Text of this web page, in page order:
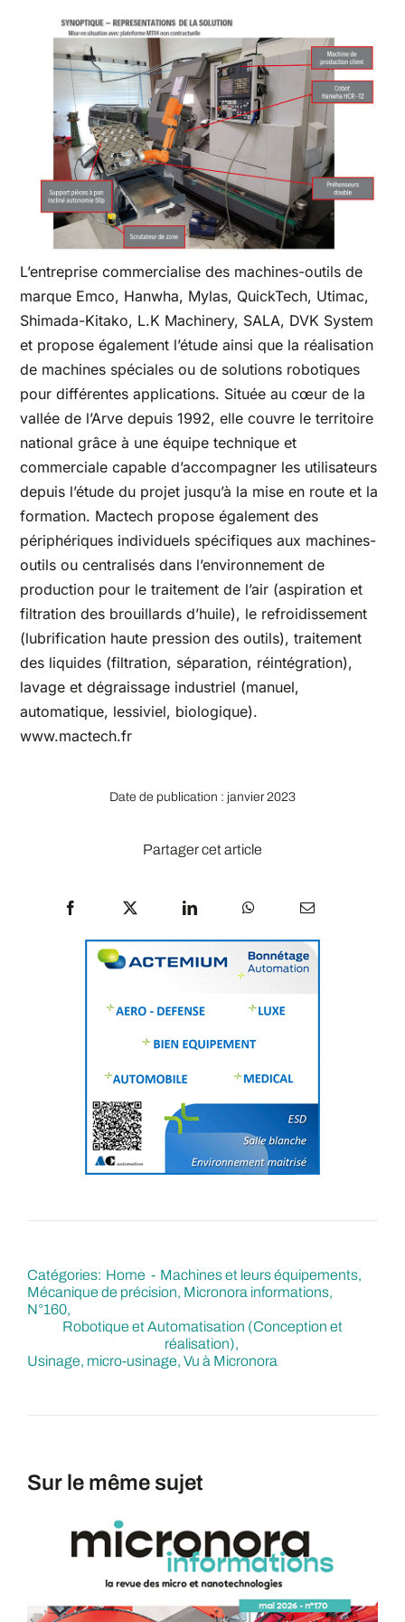
L’entreprise commercialise des machines-outils de
marque Emco, Hanwha, Mylas, QuickTech, Utimac,
Shimada-Kitako, L.K Machinery, SALA, DVK System
et propose également l’étude ainsi que la réalisation
de machines spéciales ou de solutions robotiques
pour différentes applications. Située au cœur de la
vallée de l’Arve depuis 1992, elle couvre le territoire
national grâce à une équipe technique et
commerciale capable d’accompagner les utilisateurs
depuis l’étude du projet jusqu’à la mise en route et la
formation. Mactech propose également des
périphériques individuels spécifiques aux machines-
outils ou centralisés dans l’environnement de
production pour le traitement de l’air (aspiration et
filtration des brouillards d’huile), le refroidissement
(lubrification haute pression des outils), traitement
des liquides (filtration, séparation, réintégration),
lavage et dégraissage industriel (manuel,
automatique, lessiviel, biologique).
www.mactech.fr
Date de publication : janvier 2023
Partager cet article
Catégories: Home
Machines et leurs équipements
Mécanique de précision Micronora informations
N°160
Robotique et Automatisation (Conception et
réalisation)
Usinage, micro-usinage Vu à Micronora
Sur le même sujet